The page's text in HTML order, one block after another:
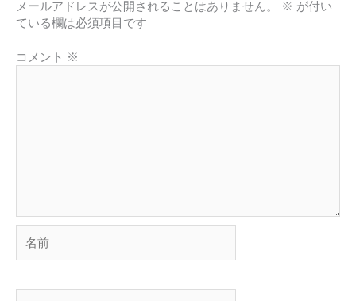
メールアドレスが公開されることはありません。 ※ が付い
ている欄は必須項目です
コメント ※
前